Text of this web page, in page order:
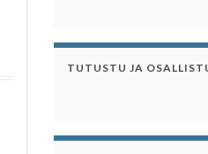
TUTUSTU JA